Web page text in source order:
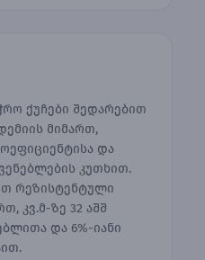
ქუჩები შედარებით
მიმართ,
და
კუთხით.
რეზისტენტული
კვ.მ-ზე 32 აშშ
და 6%-იანი